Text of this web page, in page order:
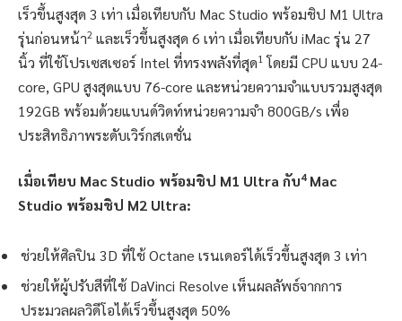
เร็วขึ้นสูงสุด 3 เท่า เมื่อเทียบกับ Mac Studio พร้อมชิป M1 Ultra
รุ่นก่อนหน้า2 และเร็วขึ้นสูงสุด 6 เท่า เมื่อเทียบกับ iMac รุ่น 27
นิ้ว ที่ใช้โปรเซสเซอร์ Intel ที่ทรงพลังที่สุด1 โดยมี CPU แบบ 24-
core, GPU สูงสุดแบบ 76-core และหน่วยความจำแบบรวมสูงสุด
192GB พร้อมด้วยแบนด์วิดท์หน่วยความจำ 800GB/s เพื่อ
ประสิทธิภาพระดับเวิร์กสเตชั่น
เมื่อเทียบ Mac Studio พร้อมชิป M1 Ultra กับ4Mac
Studio พร้อมชิป M2 Ultra:
ช่วยให้ศิลปิน 3D ที่ใช้ Octane เรนเดอร์ได้เร็วขึ้นสูงสุด 3 เท่า
ช่วยให้ผู้ปรับสีที่ใช้ DaVinci Resolve เห็นผลลัพธ์จากการ
ประมวลผลวิดีโอได้เร็วขึ้นสูงสุด 50%